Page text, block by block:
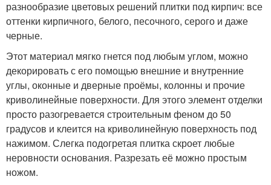
разнообразие цветовых решений плитки под кирпич: все
оттенки кирпичного, белого, песочного, серого и даже
черные.
Этот материал мягко гнется под любым углом, можно
декорировать с его помощью внешние и внутренние
углы, оконные и дверные проёмы, колонны и прочие
криволинейные поверхности. Для этого элемент отделки
просто разогревается строительным феном до 50
градусов и клеится на криволинейную поверхность под
нажимом. Слегка подогретая плитка скроет любые
неровности основания. Разрезать её можно простым
ножом.